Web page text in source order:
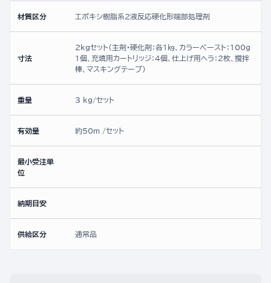
材質区分 エポキシ樹脂系2液反応硬化形端部処理剤
寸法
2kgセット（主剤・硬化剤：各1㎏、カラーペースト：100g
1個、充填用カートリッジ：4個、仕上げ用ヘラ：2枚、攪拌
棒、マスキングテープ）
重量 3 kg/セット
有効量 約50ｍ /セット
最小受注単
位
納期目安
供給区分 通常品